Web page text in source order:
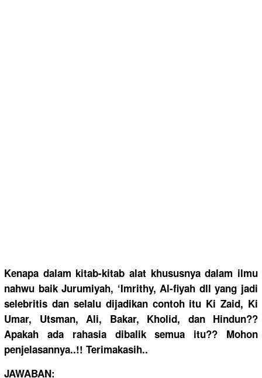
Kenapa dalam kitab-kitab alat khususnya dalam ilmu
nahwu baik Jurumiyah, ‘Imrithy, Al-fiyah dll yang jadi
selebritis dan selalu dijadikan contoh itu Ki Zaid, Ki
Umar, Utsman, Ali, Bakar, Kholid, dan Hindun??
Apakah ada rahasia dibalik semua itu?? Mohon
penjelasannya..!! Terimakasih..
JAWABAN: